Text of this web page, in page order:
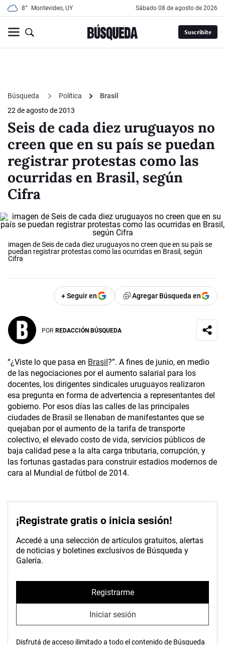
8° Montevideo, UY sábado 08 de agosto de 2026
Suscribite
Búsqueda Política
Brasil
22 de agosto de 2013
Seis de cada diez uruguayos no
creen que en su país se puedan
registrar protestas como las
ocurridas en Brasil, según
Cifra
imagen de Seis de cada diez uruguayos no creen que en su país se
puedan registrar protestas como las ocurridas en Brasil, según
Cifra
+ Seguir en Agregar Búsqueda en
POR REDACCIÓN BÚSQUEDA
“¿Viste lo que pasa en Brasil?”. A fines de junio, en medio
de las negociaciones por el aumento salarial para los
docentes, los dirigentes sindicales uruguayos realizaron
esa pregunta en forma de advertencia a representantes del
gobierno. Por esos días las calles de las principales
ciudades de Brasil se llenaban de manifestantes que se
quejaban por el aumento de la tarifa de transporte
colectivo, el elevado costo de vida, servicios públicos de
baja calidad pese a la alta carga tributaria, corrupción, y
las fortunas gastadas para construir estadios modernos de
cara al Mundial de fútbol de 2014.
¡Registrate gratis o inicia sesión!
Accedé a una selección de artículos gratuitos, alertas
de noticias y boletines exclusivos de Búsqueda y
Galería.
Registrarme
Iniciar sesión
Disfrutá de acceso ilimitado a todo el contenido de Búsqueda